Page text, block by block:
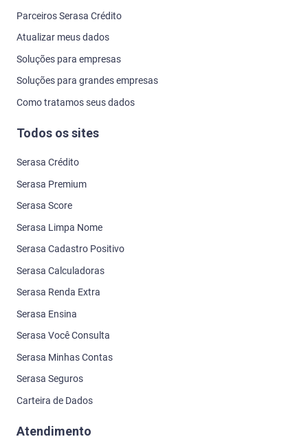
Parceiros Serasa Crédito
Atualizar meus dados
Soluções para empresas
Soluções para grandes empresas
Como tratamos seus dados
Todos os sites
Serasa Crédito
Serasa Premium
Serasa Score
Serasa Limpa Nome
Serasa Cadastro Positivo
Serasa Calculadoras
Serasa Renda Extra
Serasa Ensina
Serasa Você Consulta
Serasa Minhas Contas
Serasa Seguros
Carteira de Dados
Atendimento